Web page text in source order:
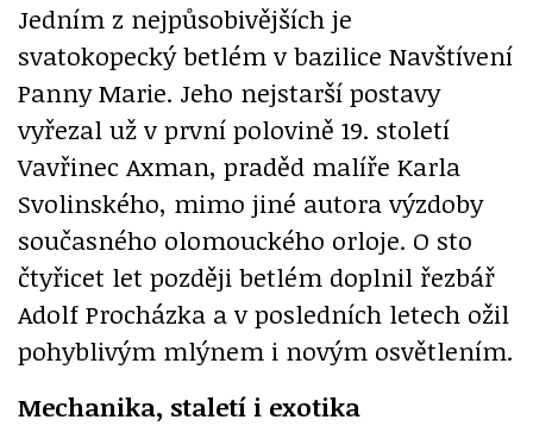
Jedním z nejpůsobivějších je
svatokopecký betlém v bazilice Navštívení
Panny Marie. Jeho nejstarší postavy
vyřezal už v první polovině 19. století
Vavřinec Axman, praděd malíře Karla
Svolinského, mimo jiné autora výzdoby
současného olomouckého orloje. O sto
čtyřicet let později betlém doplnil řezbář
Adolf Procházka a v posledních letech ožil
pohyblivým mlýnem i novým osvětlením.
Mechanika, staletí i exotika